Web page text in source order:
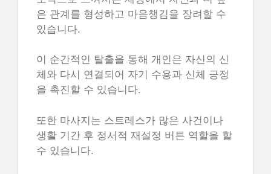
은 관계를 형성하고 마음챙김을 장려할 수
있습니다.
이 순간적인 탈출을 통해 개인은 자신의 신
체와 다시 연결되어 자기 수용과 신체 긍정
을 촉진할 수 있습니다.
또한 마사지는 스트레스가 많은 사건이나
생활 기간 후 정서적 재설정 버튼 역할을 할
수 있습니다.